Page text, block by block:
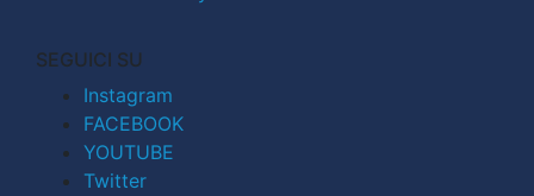
SEGUICI SU
Instagram
FACEBOOK
YOUTUBE
Twitter